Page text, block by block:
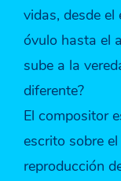
vidas, desde
óvulo hasta el
sube a la
diferente?
El compositor
escrito sobre
reproducción